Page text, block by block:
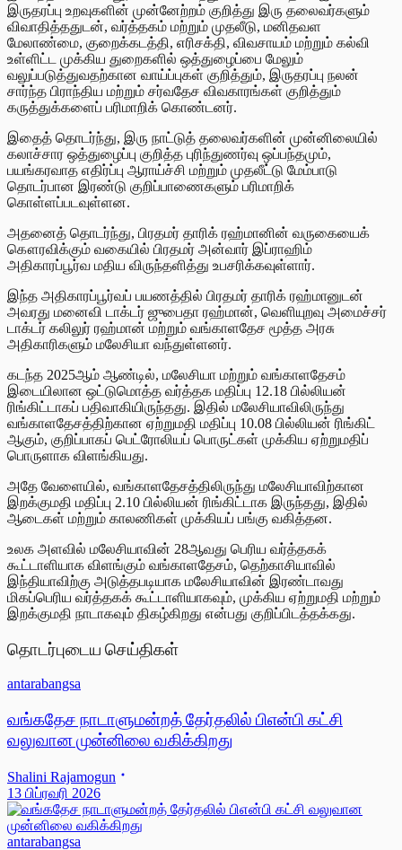
இருதரப்பு உறவுகளின் முன்னேற்றம் குறித்து இரு தலைவர்களும்
விவாதித்ததுடன், வர்த்தகம் மற்றும் முதலீடு, மனிதவள
மேலாண்மை, குறைக்கடத்தி, எரிசக்தி, விவசாயம் மற்றும் கல்வி
உள்ளிட்ட முக்கிய துறைகளில் ஒத்துழைப்பை மேலும்
வலுப்படுத்துவதற்கான வாய்ப்புகள் குறித்தும், இருதரப்பு நலன்
சார்ந்த பிராந்திய மற்றும் சர்வதேச விவகாரங்கள் குறித்தும்
கருத்துக்களைப் பரிமாறிக் கொண்டனர்.
இதைத் தொடர்ந்து, இரு நாட்டுத் தலைவர்களின் முன்னிலையில்
கலாச்சார ஒத்துழைப்பு குறித்த புரிந்துணர்வு ஒப்பந்தமும்,
பயங்கரவாத எதிர்ப்பு ஆராய்ச்சி மற்றும் முதலீட்டு மேம்பாடு
தொடர்பான இரண்டு குறிப்பாணைகளும் பரிமாறிக்
கொள்ளப்படவுள்ளன.
அதனைத் தொடர்ந்து, பிரதமர் தாரிக் ரஹ்மானின் வருகையைக்
கௌரவிக்கும் வகையில் பிரதமர் அன்வார் இப்ராஹிம்
அதிகாரப்பூர்வ மதிய விருந்தளித்து உபசரிக்கவுள்ளார்.
இந்த அதிகாரப்பூர்வப் பயணத்தில் பிரதமர் தாரிக் ரஹ்மானுடன்
அவரது மனைவி டாக்டர் ஜுபைதா ரஹ்மான், வெளியுறவு அமைச்சர்
டாக்டர் கலிலுர் ரஹ்மான் மற்றும் வங்காளதேச மூத்த அரசு
அதிகாரிகளும் மலேசியா வந்துள்ளனர்.
கடந்த 2025ஆம் ஆண்டில், மலேசியா மற்றும் வங்காளதேசம்
இடையிலான ஒட்டுமொத்த வர்த்தக மதிப்பு 12.18 பில்லியன்
ரிங்கிட்டாகப் பதிவாகியிருந்தது. இதில் மலேசியாவிலிருந்து
வங்காளதேசத்திற்கான ஏற்றுமதி மதிப்பு 10.08 பில்லியன் ரிங்கிட்
ஆகும், குறிப்பாகப் பெட்ரோலியப் பொருட்கள் முக்கிய ஏற்றுமதிப்
பொருளாக விளங்கியது.
அதே வேளையில், வங்காளதேசத்திலிருந்து மலேசியாவிற்கான
இறக்குமதி மதிப்பு 2.10 பில்லியன் ரிங்கிட்டாக இருந்தது, இதில்
ஆடைகள் மற்றும் காலணிகள் முக்கியப் பங்கு வகித்தன.
உலக அளவில் மலேசியாவின் 28ஆவது பெரிய வர்த்தகக்
கூட்டாளியாக விளங்கும் வங்காளதேசம், தெற்காசியாவில்
இந்தியாவிற்கு அடுத்தபடியாக மலேசியாவின் இரண்டாவது
மிகப்பெரிய வர்த்தகக் கூட்டாளியாகவும், முக்கிய ஏற்றுமதி மற்றும்
இறக்குமதி நாடாகவும் திகழ்கிறது என்பது குறிப்பிடத்தக்கது.
தொடர்புடைய செய்திகள்
antarabangsa
வங்கதேச நாடாளுமன்றத் தேர்தலில் பிஎன்பி கட்சி
வலுவான முன்னிலை வகிக்கிறது
Shalini Rajamogun
13 பிப்ரவரி 2026
antarabangsa